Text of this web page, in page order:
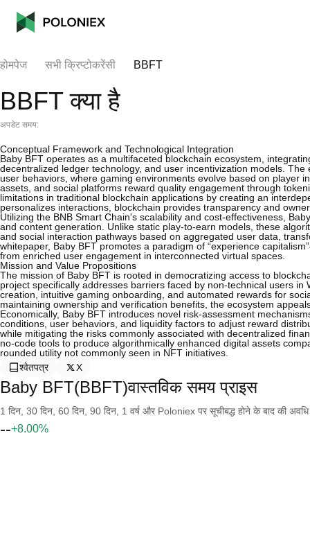
होमपेज सभी क्रिप्टोकरेंसी BBFT
BBFT क्या है
अपडेट समय:
Conceptual Framework and Technological Integration
Baby BFT operates as a multifaceted blockchain ecosystem,
decentralized ledger technology, and user incentivization models.
user behaviors, where gaming environments evolve based on player
assets, and social platforms reward quality engagement through
limitations in traditional blockchain applications by creating an
personalizes interactions, blockchain provides transparency and
Utilizing the BNB Smart Chain's scalability and cost-effectiveness,
and content generation. Unlike static play-to-earn models, these
and social interaction pathways based on aggregated user data,
whitepaper, Baby BFT promotes a paradigm of “experience
from enriched user engagement in interconnected virtual spaces.
Mission and Value Propositions
The mission of Baby BFT is rooted in democratizing access to
project specifically addresses barriers faced by non-technical users
creation, intuitive gaming onboarding, and automated rewards for
maintaining ownership and verification benefits, the ecosystem
Economically, Baby BFT introduces novel risk-assessment
conditions, user behaviors, and liquidity factors to adjust reward
while mitigating the risks commonly associated with decentralized
no-code tools to produce algorithmically enhanced digital assets
rounded utility not commonly seen in NFT initiatives.
श्वेतपत्र
X
Baby BFT(BBFT)वास्तविक समय प्राइस
1 दिन, 30 दिन, 60 दिन, 90 दिन, 1 वर्ष और Poloniex पर सूचीबद्ध होने के बाद की
--+8.00%